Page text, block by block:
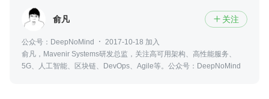
俞凡  关注
公众号：DeepNoMind
2017-10-18 加入
俞凡，Mavenir Systems研发总监，关注高可用架构、高性能服务、
5G、人工智能、区块链、DevOps、Agile等。公众号：DeepNoMind